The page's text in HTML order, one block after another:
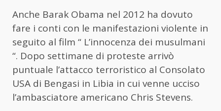
Anche Barak Obama nel 2012 ha dovuto
fare i conti con le manifestazioni violente in
seguito al film “ L’innocenza dei musulmani
“. Dopo settimane di proteste arrivò
puntuale l’attacco terroristico al Consolato
USA di Bengasi in Libia in cui venne ucciso
l’ambasciatore americano Chris Stevens.